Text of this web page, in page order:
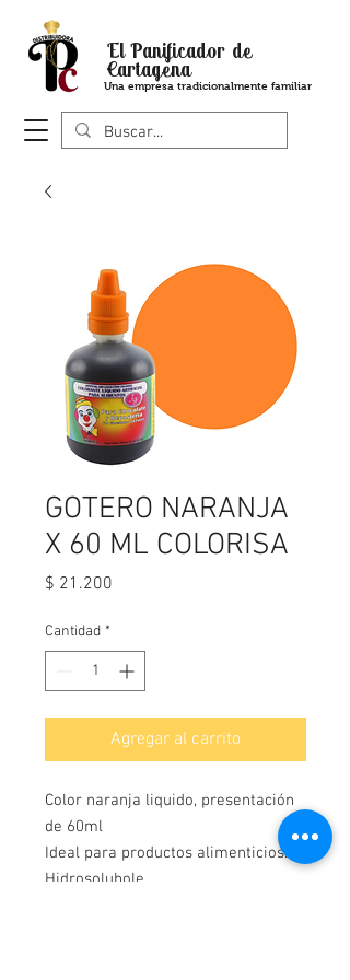
El Panificador de
Cartagena
Una empresa tradicionalmente familiar
GOTERO NARANJA
X 60 ML COLORISA
$ 21.200
Cantidad *
Agregar al carrito
Color naranja liquido, presentación
de 60ml
Ideal para productos alimenticios.
Hidrosolubole.